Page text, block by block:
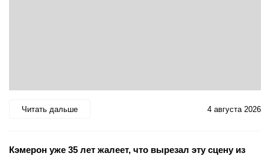
Читать дальше 4 августа 2026
Кэмерон уже 35 лет жалеет, что вырезал эту сцену из